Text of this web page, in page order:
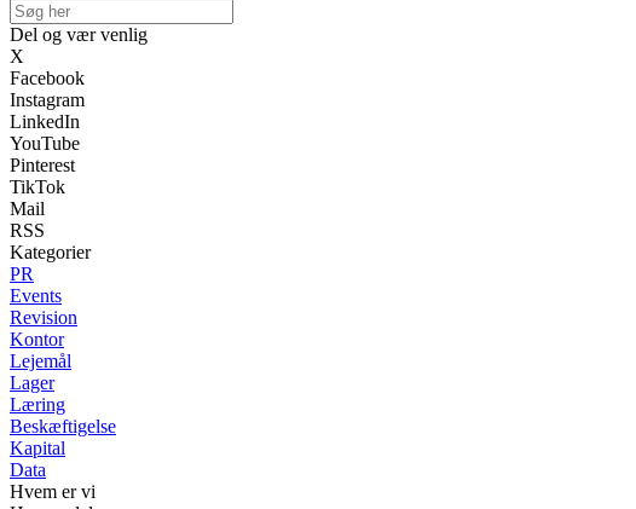
Del og vær venlig
X
Facebook
Instagram
LinkedIn
YouTube
Pinterest
TikTok
Mail
RSS
Kategorier
PR
Events
Revision
Kontor
Lejemål
Lager
Læring
Beskæftigelse
Kapital
Data
Hvem er vi